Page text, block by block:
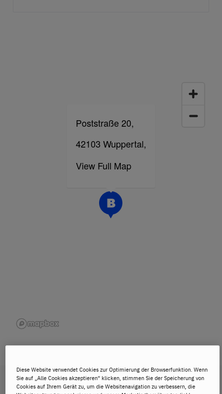
Poststraße 20,
42103 Wuppertal,
View Full Map
Diese Website verwendet Cookies zur Optimierung der Browserfunktion. Wenn
Sie auf „Alle Cookies akzeptieren“ klicken, stimmen Sie der Speicherung von
Cookies auf Ihrem Gerät zu, um die Websitenavigation zu verbessern, die